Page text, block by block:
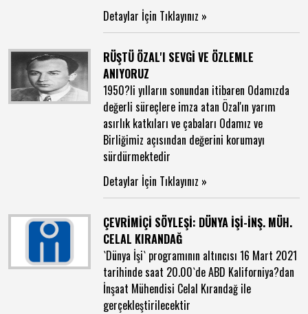
Detaylar İçin Tıklayınız »
RÜŞTÜ ÖZAL'I SEVGİ VE ÖZLEMLE
ANIYORUZ
1950?li yılların sonundan itibaren Odamızda
değerli süreçlere imza atan Özal'ın yarım
asırlık katkıları ve çabaları Odamız ve
Birliğimiz açısından değerini korumayı
sürdürmektedir
Detaylar İçin Tıklayınız »
ÇEVRİMİÇİ SÖYLEŞİ: DÜNYA İŞİ-İNŞ. MÜH.
CELAL KIRANDAĞ
`Dünya İşi` programının altıncısı 16 Mart 2021
tarihinde saat 20.00`de ABD Kaliforniya?dan
İnşaat Mühendisi Celal Kırandağ ile
gerçekleştirilecektir